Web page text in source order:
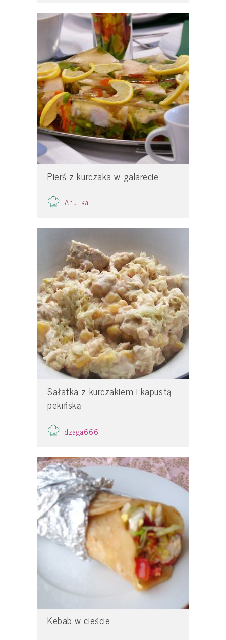
Pierś z kurczaka w galarecie
Anullka
Sałatka z kurczakiem i kapustą
pekińską
dzaga666
Kebab w cieście